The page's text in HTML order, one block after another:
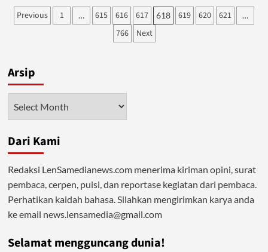
Terbaik
Dambaan
Posts
Previous 1 … 615 616 617 618 619 620 621 …
766 Next
Arsip
Dari Kami
Redaksi LenSamedianews.com menerima kiriman opini, surat
pembaca, cerpen, puisi, dan reportase kegiatan dari pembaca.
Perhatikan kaidah bahasa. Silahkan mengirimkan karya anda
ke email news.lensamedia@gmail.com
Selamat mengguncang dunia!